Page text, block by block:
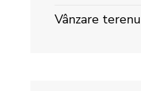
Vânzare